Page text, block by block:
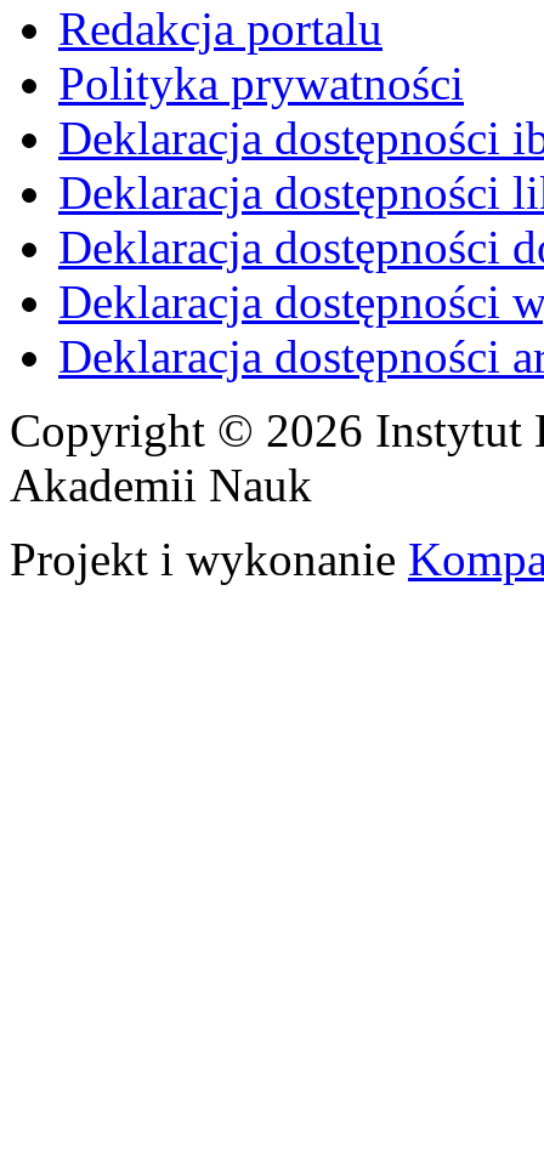
Redakcja portalu
Polityka prywatności
Deklaracja dostępności
Deklaracja dostępności
Deklaracja dostępności
Deklaracja dostępności
Deklaracja dostępności
Copyright © 2026 Instytut
Akademii Nauk
Projekt i wykonanie